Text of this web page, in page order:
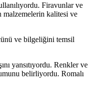
Firavunlar ve
malzemelerin kalitesi ve
ve bilgeliğini temsil
yansıtıyordu. Renkler ve
belirliyordu. Romalı